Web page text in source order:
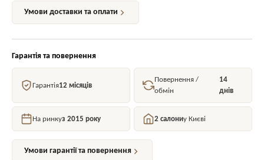
Умови доставки та оплати
Гарантія та повернення
Гарантія12 місяців
Повернення /
обмін
14
днів
На ринкуз 2015 року 2 салониу Києві
Умови гарантії та повернення